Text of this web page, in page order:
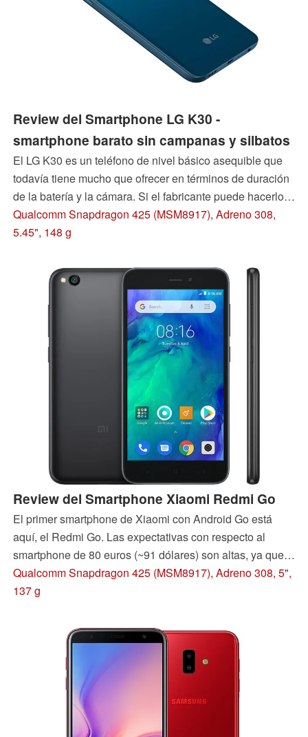
Review del Smartphone LG K30 -
smartphone barato sin campanas y silbatos
El LG K30 es un teléfono de nivel básico asequible que
todavía tiene mucho que ofrecer en términos de duración
de la batería y la cámara. Si el fabricante puede hacerlo a
un precio de sólo 129 euros, lo sabrá en la prueba.
Qualcomm Snapdragon 425 (MSM8917), Adreno 308,
5.45", 148 g
Review del Smartphone Xiaomi Redmi Go
El primer smartphone de Xiaomi con Android Go está
aquí, el Redmi Go. Las expectativas con respecto al
smartphone de 80 euros (~91 dólares) son altas, ya que
hasta ahora la empresa ha logrado ofrecer un gran
rendimiento a un buen precio una y otra vez. ¿Funciona
Qualcomm Snapdragon 425 (MSM8917), Adreno 308, 5",
137 g